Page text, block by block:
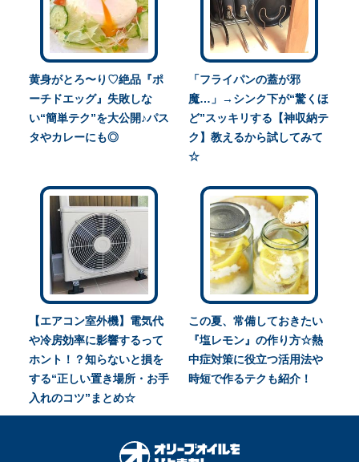
黄身がとろ〜り♡絶品『ポ
ーチドエッグ』失敗しな
い“簡単テク”を大公開♪パス
タやカレーにも◎
「フライパンの蓋が邪
魔…」→シンク下が“驚くほ
ど”スッキリする【神収納テ
ク】教えるから試してみて
☆
【エアコン室外機】電気代
や冷房効率に影響するって
ホント！？知らないと損を
する“正しい置き場所・お手
入れのコツ”まとめ☆
この夏、常備しておきたい
『塩レモン』の作り方☆熱
中症対策に役立つ活用法や
時短で作るテクも紹介！